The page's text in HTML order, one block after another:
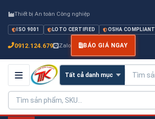
Thiết bị An toàn Công nghiệp
ISO 9001 LOTO CERTIFIED OSHA COMPLIANT
0912.124.679 Zalo BÁO GIÁ NGAY